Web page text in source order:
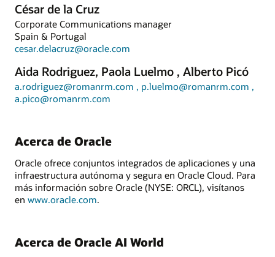
César de la Cruz
Corporate Communications manager
Spain & Portugal
cesar.delacruz@oracle.com
Aida Rodriguez, Paola Luelmo , Alberto Picó
a.rodriguez@romanrm.com , p.luelmo@romanrm.com ,
a.pico@romanrm.com
Acerca de Oracle
Oracle ofrece conjuntos integrados de aplicaciones y una
infraestructura autónoma y segura en Oracle Cloud. Para
más información sobre Oracle (NYSE: ORCL), visítanos
en www.oracle.com.
Acerca de Oracle AI World